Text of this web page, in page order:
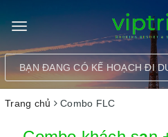
Toggle
navigation
Trang chủ Combo FLC